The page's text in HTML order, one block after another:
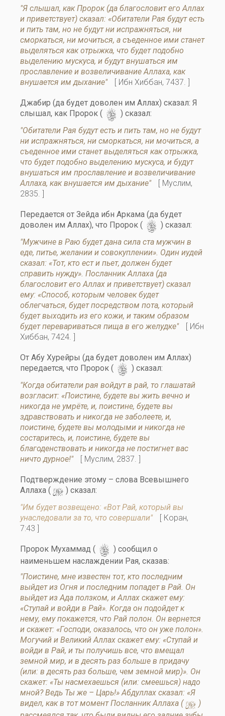
"Я слышал, как Пророк (да благословит его Аллах
и приветствует) сказал: «Обитатели Рая будут есть
и пить там, но не будут ни испражняться, ни
сморкаться, ни мочиться, а съеденное ими станет
выделяться как отрыжка, что будет подобно
выделению мускуса, и будут внушаться им
прославление и возвеличивание Аллаха, как
внушается им дыхание"
[ Ибн Хиббан, 7437. ]
Джабир (да будет доволен им Аллах) сказал: Я
слышал, как Пророк ( s ) сказал:
"Обитатели Рая будут есть и пить там, но не будут
ни испражняться, ни сморкаться, ни мочиться, а
съеденное ими станет выделяться как отрыжка,
что будет подобно выделению мускуса, и будут
внушаться им прославление и возвеличивание
Аллаха, как внушается им дыхание"
[ Муслим,
2835. ]
Передается от Зейда ибн Аркама (да будет
доволен им Аллах), что Пророк ( s ) сказал:
"Мужчине в Раю будeт дана сила ста мужчин в
еде, питье, желании и совокуплении». Один иудей
сказал: «Тот, кто ест и пьет, должен будет
справить нужду». Посланник Аллаха (да
благословит его Аллах и приветствует) сказал
ему: «Способ, которым человек будет
облегчаться, будет посредством пота, который
будет выходить из его кожи, и таким образом
будет перевариваться пища в его желудке"
[ Ибн
Хиббан, 7424. ]
От Абу Хурейры (да будет доволен им Аллах)
передается, что Пророк ( s ) сказал:
"Когда обитатели рая войдут в рай, то глашатай
возгласит: «Поистине, будете вы жить вечно и
никогда не умрёте, и, поистине, будете вы
здравствовать и никогда не заболеете, и,
поистине, будете вы молодыми и никогда не
состаритесь, и, поистине, будете вы
благоденствовать и никогда не постигнет вас
ничто дурное!"
[ Муслим, 2837. ]
Подтверждение этому – слова Всевышнего
Аллаха ( y ) сказал:
"Им будет возвещено: «Вот Рай, который вы
унаследовали за то, что совершали"
[ Коран,
7:43 ]
Пророк Мухаммад ( s ) сообщил о
наименьшем наслаждении Рая, сказав:
"Поистине, мне известен тот, кто последним
выйдет из Огня и последним попадет в Рай. Он
выйдет из Ада ползком, и Аллах скажет ему:
«Ступай и войди в Рай». Когда он подойдет к
нему, ему покажется, что Рай полон. Он вернется
и скажет: «Господи, оказалось, что он уже полон».
Могучий и Великий Аллах скажет ему: «Ступай и
войди в Рай, и ты получишь все, что вмещал
земной мир, и в десять раз больше в придачу
(или: в десять раз больше, чем земной мир)». Он
скажет: «Ты насмехаешься (или: смеешься) надо
мной? Ведь Ты же – Царь!» Абдуллах сказал: «Я
видел, как в тот момент Посланник Аллаха (y )